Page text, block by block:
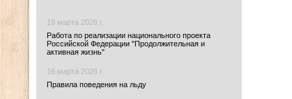
19 марта 2026 г.
Работа по реализации национального проекта
Российской Федерации "Продолжительная и
активная жизнь"
16 марта 2026 г.
Правила поведения на льду